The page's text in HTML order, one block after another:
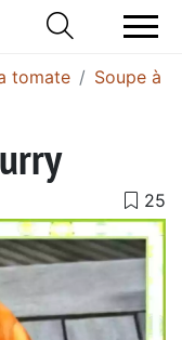
tomate Soupe à